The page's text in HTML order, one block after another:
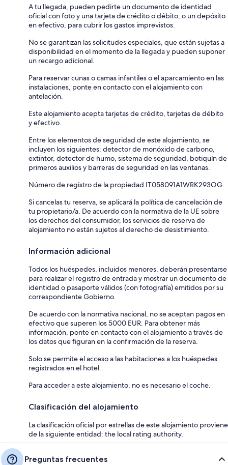
A tu llegada, pueden pedirte un documento de identidad
oficial con foto y una tarjeta de crédito o débito, o un depósito
en efectivo, para cubrir los gastos imprevistos.
No se garantizan las solicitudes especiales, que están sujetas a
disponibilidad en el momento de la llegada y pueden suponer
un recargo adicional.
Para reservar cunas o camas infantiles o el aparcamiento en las
instalaciones, ponte en contacto con el alojamiento con
antelación.
Este alojamiento acepta tarjetas de crédito, tarjetas de débito
y efectivo.
Entre los elementos de seguridad de este alojamiento, se
incluyen los siguientes: detector de monóxido de carbono,
extintor, detector de humo, sistema de seguridad, botiquín de
primeros auxilios y barreras de seguridad en las ventanas.
Número de registro de la propiedad IT058091A1WRK293OG
Si cancelas tu reserva, se aplicará la política de cancelación de
tu propietario/a. De acuerdo con la normativa de la UE sobre
los derechos del consumidor, los servicios de reserva de
alojamiento no están sujetos al derecho de desistimiento.
Información adicional
Todos los huéspedes, incluidos menores, deberán presentarse
para realizar el registro de entrada y mostrar un documento de
identidad o pasaporte válidos (con fotografía) emitidos por su
correspondiente Gobierno.
De acuerdo con la normativa nacional, no se aceptan pagos en
efectivo que superen los 5000 EUR. Para obtener más
información, ponte en contacto con el alojamiento a través de
los datos que figuran en la confirmación de la reserva.
Solo se permite el acceso a las habitaciones a los huéspedes
registrados en el hotel.
Para acceder a este alojamiento, no es necesario el coche.
Clasificación del alojamiento
La clasificación oficial por estrellas de este alojamiento proviene
de la siguiente entidad: the local rating authority.
Preguntas frecuentes